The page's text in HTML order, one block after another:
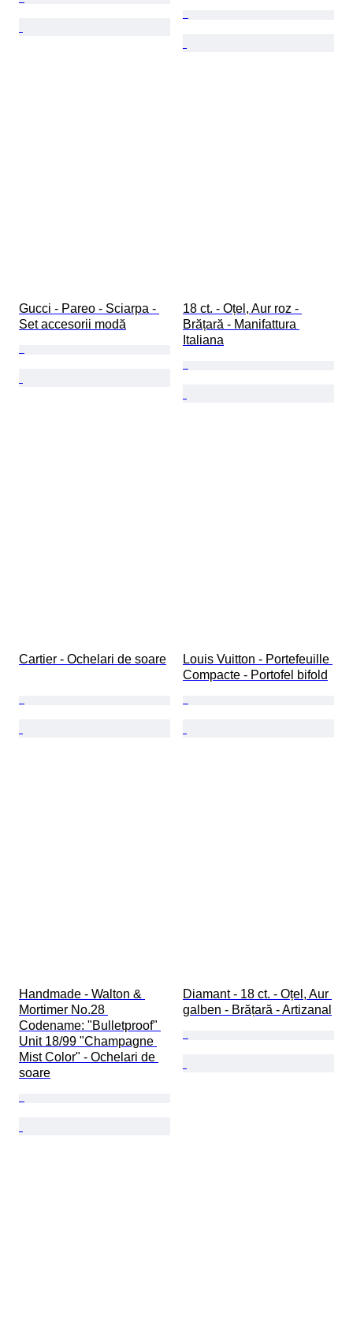
Gucci - Pareo - Sciarpa -
Set accesorii modă
18 ct. - Oțel, Aur roz -
Brățară - Manifattura
Italiana
Cartier - Ochelari de soare
Louis Vuitton - Portefeuille
Compacte - Portofel bifold
Handmade - Walton &
Mortimer No.28
Codename: "Bulletproof"
Unit 18/99 "Champagne
Mist Color" - Ochelari de
soare
Diamant - 18 ct. - Oțel, Aur
galben - Brățară - Artizanal